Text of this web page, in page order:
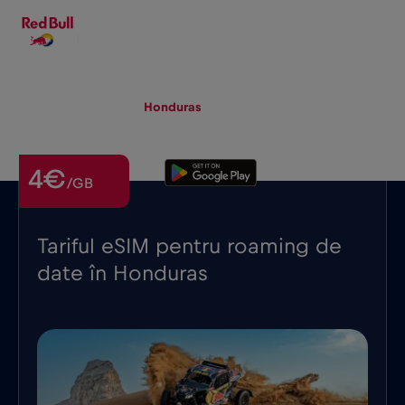
Honduras
Tariful eSIM pentru roaming de
date în Honduras
4€/GB